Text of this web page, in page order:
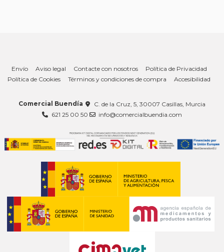
Envío Aviso legal Contacte con nosotros
Política de Privacidad
Política de Cookies
Términos y condiciones de compra Accesibilidad
Comercial Buendía
C. de la Cruz, 5, 30007 Casillas, Murcia
621 25 00 50
info@comercialbuendia.com